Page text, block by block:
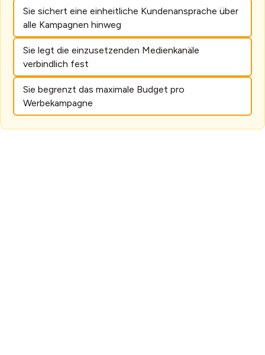
Sie sichert eine einheitliche Kundenansprache über
alle Kampagnen hinweg
Sie legt die einzusetzenden Medienkanäle
verbindlich fest
Sie begrenzt das maximale Budget pro
Werbekampagne